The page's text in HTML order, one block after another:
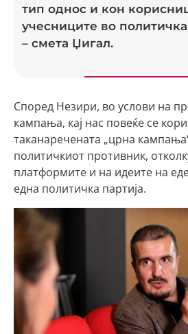
тип однос и кон
учесниците во
– смета Џигал.
Според Незири, во услови на
кампања, кај нас повеќе се
таканаречената „црна
политичкиот противник,
платформите и на идеите на
една политичка партија.